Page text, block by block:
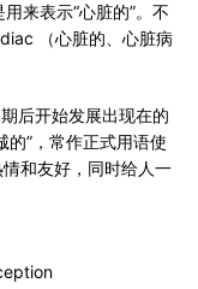
来表示“心脏的”。不
（心脏的、心脏病
后开始发展出现在的
的”，常作正式用语使
和友好，同时给人一